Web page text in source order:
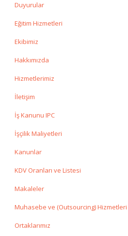
Duyurular
Eğitim Hizmetleri
Ekibimiz
Hakkımızda
Hizmetlerimiz
İletişim
İş Kanunu IPC
İşçilik Maliyetleri
Kanunlar
KDV Oranları ve Listesi
Makaleler
Muhasebe ve (Outsourcing) Hizmetleri
Ortaklarımız